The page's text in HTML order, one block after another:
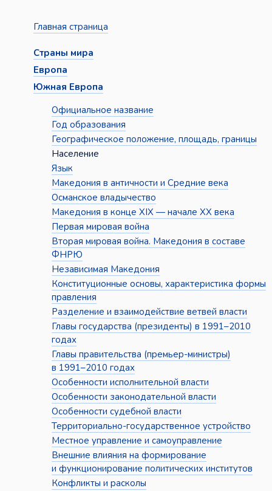
Главная страница
Страны мира
Европа
Южная Европа
Официальное название
Год образования
Географическое положение, площадь, границы
Население
Язык
Македония в античности и Средние века
Османское владычество
Македония в конце XIX — начале XX века
Первая мировая война
Вторая мировая война. Македония в составе
ФНРЮ
Независимая Македония
Конституционные основы, характеристика формы
правления
Разделение и взаимодействие ветвей власти
Главы государства (президенты) в 1991–2010
годах
Главы правительства (премьер-министры)
в 1991–2010 годах
Особенности исполнительной власти
Особенности законодательной власти
Особенности судебной власти
Территориально-государственное устройство
Местное управление и самоуправление
Внешние влияния на формирование
и функционирование политических институтов
Конфликты и расколы